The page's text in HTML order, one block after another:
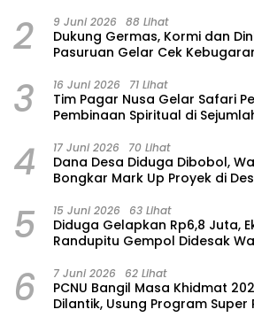
2 9 Juni 2026 88 Lihat
Dukung Germas, Kormi dan
Pasuruan Gelar Cek
3 16 Juni 2026 71 Lihat
Tim Pagar Nusa Gelar Safari
Pembinaan Spiritual di
4 17 Juni 2026 70 Lihat
Dana Desa Diduga Dibobol,
Bongkar Mark Up Proyek di
5 15 Juni 2026 63 Lihat
‎Diduga Gelapkan Rp6,8 Juta,
Randupitu Gempol Didesak
6 7 Juni 2026 62 Lihat
‎PCNU Bangil Masa Khidmat
Dilantik, Usung Program Super